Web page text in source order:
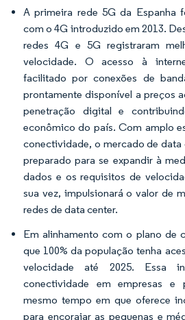
A primeira rede 5G da Espanha
com o 4G introduzido em 2013.
redes 4G e 5G registraram
velocidade. O acesso à
facilitado por conexões de
prontamente disponível a preços
penetração digital e
econômico do país. Com amplo
conectividade, o mercado de data
preparado para se expandir à
dados e os requisitos de
sua vez, impulsionará o valor de
redes de data center.
Em alinhamento com o plano de
que 100% da população tenha
velocidade até 2025. Essa
conectividade em empresas e
mesmo tempo em que oferece
para encorajar as pequenas e